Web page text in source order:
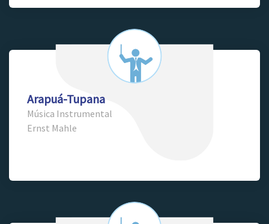
Arapuá-Tupana
Música Instrumental
Ernst Mahle